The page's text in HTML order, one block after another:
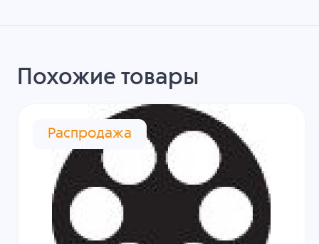
Похожие товары
Распродажа